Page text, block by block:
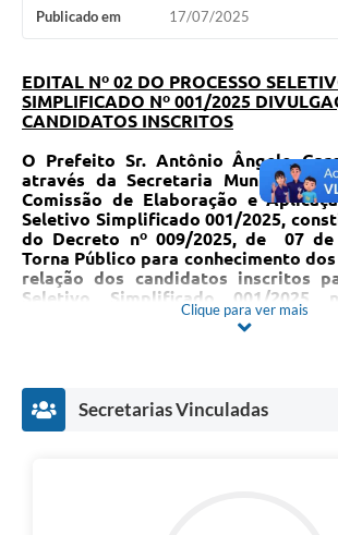
Dados gerais e Obras
Empresa Inidônea
LGPD - Governo Digital
licenciamento ambiental
Fale conosco
Perguntas e respostas frequentes
Publicado em 17/07/2025
EDITAL Nº 02 DO PROCESSO
SIMPLIFICADO Nº 001/2025
CANDIDATOS INSCRITOS
O Prefeito Sr. Antônio Ângelo
através da Secretaria Municipal
Comissão de Elaboração e
Seletivo Simplificado 001/2025,
do Decreto nº 009/2025, de 07
Torna Público para conhecimento
relação dos candidatos inscritos
Seletivo Simplificado 001/2025
professor(a) municipal.Clique para ver mais
Secretarias Vinculadas